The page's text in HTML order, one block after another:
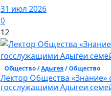
31 июл 2026
0
12
Общество /Адыгея/ Общество
Лектор Общества «Знание»
госслужащими Адыгеи